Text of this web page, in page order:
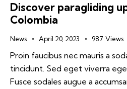
Discover paragliding
Colombia
News April 20, 2023 987 Views
Proin faucibus nec mauris a
tincidunt. Sed eget viverra
Fusce sodales augue a